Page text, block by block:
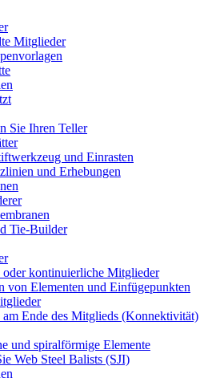
Mitglieder
Sie Ihren Teller
und Einrasten
und Erhebungen
Tie-Builder
oder kontinuierliche Mitglieder
von Elementen und Einfügepunkten
am Ende des Mitglieds (Konnektivität)
und spiralförmige Elemente
Web Steel Balists (SJI)